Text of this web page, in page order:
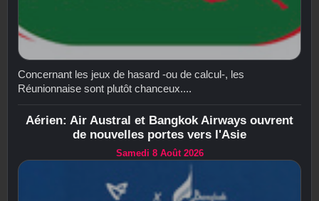
Concernant les jeux de hasard -ou de calcul-, les
Réunionnaise sont plutôt chanceux....
Aérien: Air Austral et Bangkok Airways ouvrent
de nouvelles portes vers l'Asie
Samedi 8 Août 2026